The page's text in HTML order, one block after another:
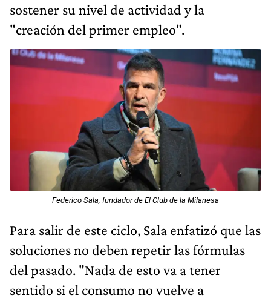
sostener su nivel de actividad y la
"creación del primer empleo".
Federico Sala, fundador de El Club de la Milanesa
Para salir de este ciclo, Sala enfatizó que las
soluciones no deben repetir las fórmulas
del pasado. "Nada de esto va a tener
sentido si el consumo no vuelve a